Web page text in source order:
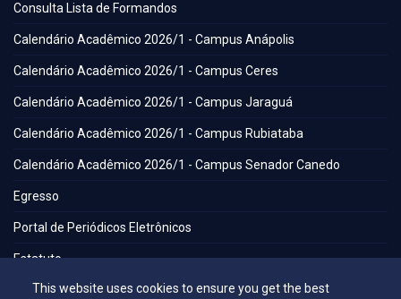
This website uses cookies to ensure you get the best
Consulta Lista de Formandos
Calendário Acadêmico 2026/1 - Campus Anápolis
Calendário Acadêmico 2026/1 - Campus Ceres
Calendário Acadêmico 2026/1 - Campus Jaraguá
Calendário Acadêmico 2026/1 - Campus Rubiataba
Calendário Acadêmico 2026/1 - Campus Senador Canedo
Egresso
Portal de Periódicos Eletrônicos
Estatuto
Balanço Social